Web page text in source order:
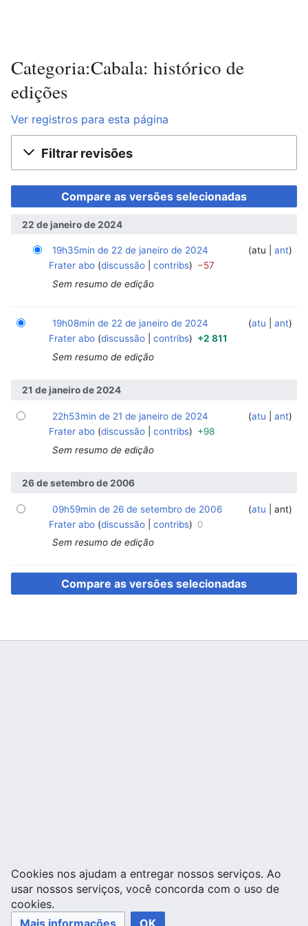
Categoria:Cabala: histórico de
edições
Ver registros para esta página
Filtrar revisões
22 de janeiro de 2024
atu ant
19h35min de 22 de janeiro de 2024
Frater abo discussão contribs
−57
Sem resumo de edição
atu ant
19h08min de 22 de janeiro de 2024
Frater abo discussão contribs
+2 811
Sem resumo de edição
21 de janeiro de 2024
atu ant
22h53min de 21 de janeiro de 2024
Frater abo discussão contribs
+98
Sem resumo de edição
26 de setembro de 2006
atu ant
09h59min de 26 de setembro de 2006
Frater abo discussão contribs
0
Sem resumo de edição
Cookies nos ajudam a entregar nossos serviços. Ao
usar nossos serviços, você concorda com o uso de
cookies.